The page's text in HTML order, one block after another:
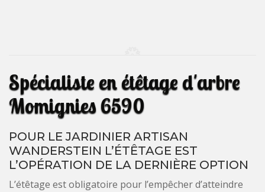
Spécialiste en étêtage d'arbre
Momignies 6590
POUR LE JARDINIER ARTISAN
WANDERSTEIN L’ÉTÊTAGE EST
L’OPÉRATION DE LA DERNIÈRE OPTION
L’étêtage est obligatoire pour l’empêcher d’atteindre